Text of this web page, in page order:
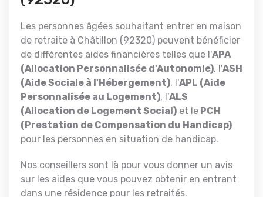
Les personnes âgées souhaitant entrer en maison
de retraite à Châtillon (92320) peuvent bénéficier
de différentes aides financières telles que l'APA
(Allocation Personnalisée d'Autonomie), l'ASH
(Aide Sociale à l'Hébergement), l'APL (Aide
Personnalisée au Logement), l'ALS
(Allocation de Logement Social) et le PCH
(Prestation de Compensation du Handicap)
pour les personnes en situation de handicap.
Nos conseillers sont là pour vous donner un avis
sur les aides que vous pouvez obtenir en entrant
dans une résidence pour les retraités.